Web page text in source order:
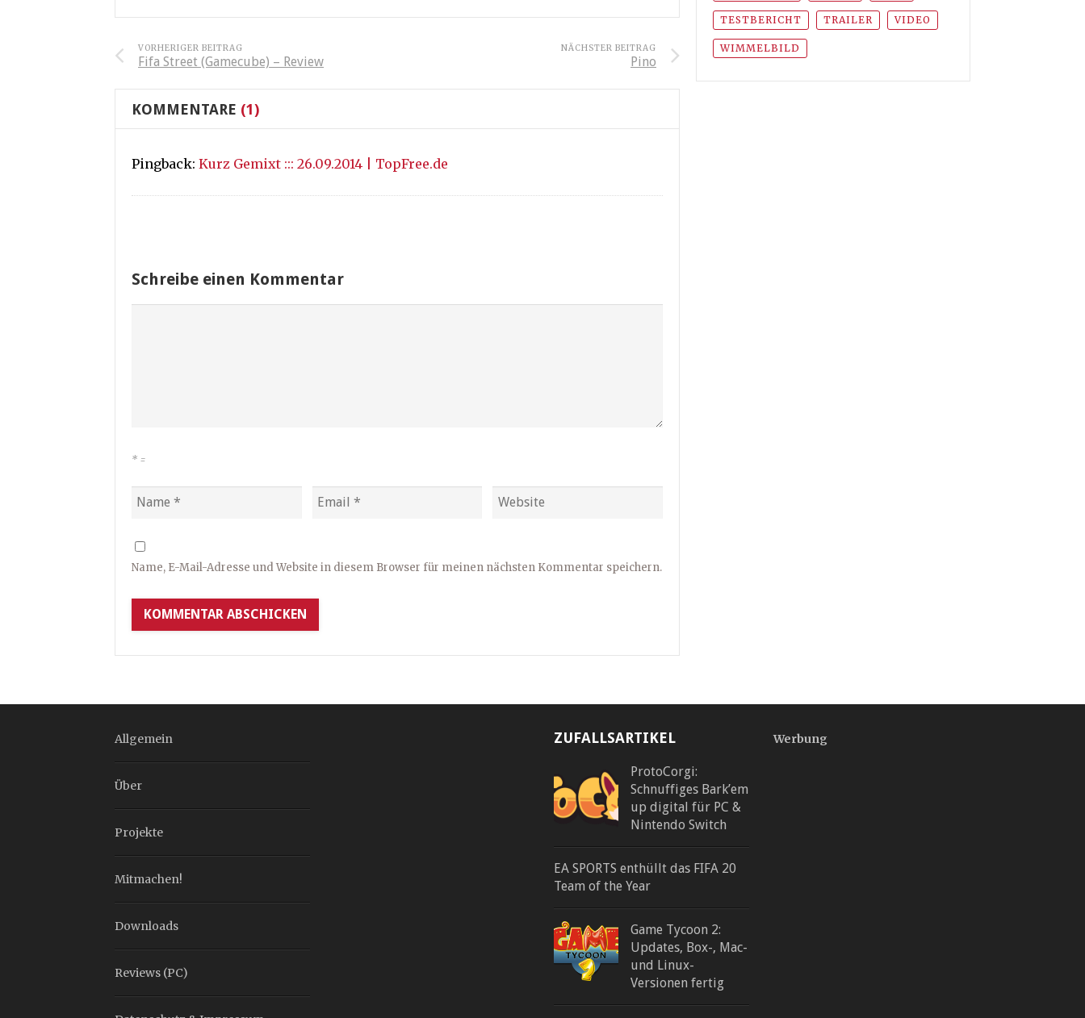
VORHERIGER BEITRAG
Fifa Street (Gamecube) – Review
NÄCHSTER BEITRAG
Pino
KOMMENTARE (1)
Pingback: Kurz Gemixt ::: 26.09.2014 | TopFree.de
Schreibe einen Kommentar
* =
Name, E-Mail-Adresse und Website in diesem Browser für meinen nächsten Kommentar speichern.
TESTBERICHT TRAILER VIDEO
WIMMELBILD
Allgemein
Über
Projekte
Mitmachen!
Downloads
Reviews (PC)
ZUFALLSARTIKEL
ProtoCorgi:
Schnuffiges Bark’em
up digital für PC &
Nintendo Switch
EA SPORTS enthüllt das FIFA 20
Team of the Year
Game Tycoon 2:
Updates, Box-, Mac-
und Linux-
Versionen fertig
Werbung